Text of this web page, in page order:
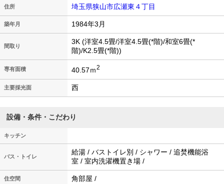
住所 埼玉県狭山市広瀬東４丁目
築年月 1984年3月
間取り
3K (洋室4.5畳/洋室4.5畳(*階)/和室6畳(*
階)/K2.5畳(*階))
専有面積 40.57ｍ2
主要採光面 西
設備・条件・こだわり
キッチン
バス・トイレ
給湯 / バストイレ別 / シャワー / 追焚機能浴
室 / 室内洗濯機置き場 /
住空間 角部屋 /